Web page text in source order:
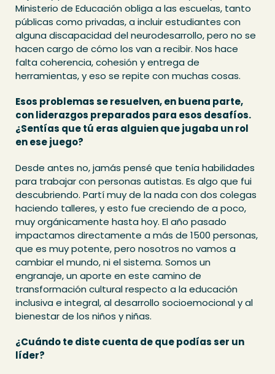
Ministerio de Educación obliga a las escuelas, tanto
públicas como privadas, a incluir estudiantes con
alguna discapacidad del neurodesarrollo, pero no se
hacen cargo de cómo los van a recibir. Nos hace
falta coherencia, cohesión y entrega de
herramientas, y eso se repite con muchas cosas.
Esos problemas se resuelven, en buena parte,
con liderazgos preparados para esos desafíos.
¿Sentías que tú eras alguien que jugaba un rol
en ese juego?
Desde antes no, jamás pensé que tenía habilidades
para trabajar con personas autistas. Es algo que fui
descubriendo. Partí muy de la nada con dos colegas
haciendo talleres, y esto fue creciendo de a poco,
muy orgánicamente hasta hoy. El año pasado
impactamos directamente a más de 1500 personas,
que es muy potente, pero nosotros no vamos a
cambiar el mundo, ni el sistema. Somos un
engranaje, un aporte en este camino de
transformación cultural respecto a la educación
inclusiva e integral, al desarrollo socioemocional y al
bienestar de los niños y niñas.
¿Cuándo te diste cuenta de que podías ser un
líder?